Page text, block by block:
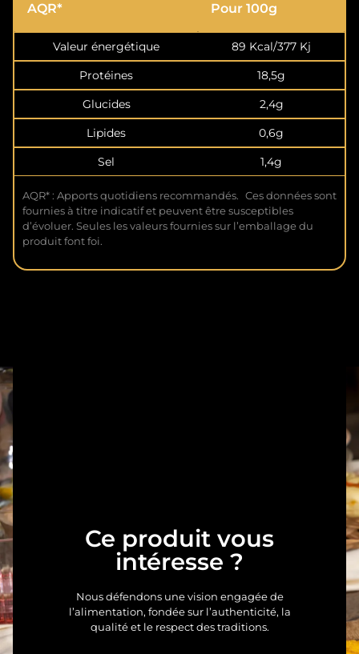
AQR* Pour 100g
Valeur énergétique
89 Kcal/377 Kj
Protéines
18,5g
Glucides
2,4g
Lipides
0,6g
Sel
1,4g
AQR* : Apports quotidiens recommandés. Ces données sont
fournies à titre indicatif et peuvent être susceptibles
d’évoluer. Seules les valeurs fournies sur l’emballage du
produit font foi.
Ce produit vous
intéresse ?
Nous défendons une vision engagée de
l’alimentation, fondée sur l’authenticité, la
qualité et le respect des traditions.